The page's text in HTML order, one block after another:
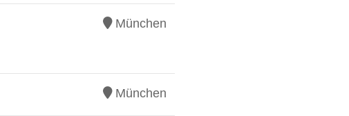
München
München